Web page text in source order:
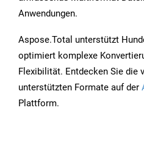
Anwendungen.
Aspose.Total unterstützt
optimiert komplexe
Flexibilität. Entdecken Sie die
unterstützten Formate auf der
Plattform.